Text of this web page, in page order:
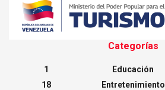
Categorías
1
18
Educación
Entretenimiento